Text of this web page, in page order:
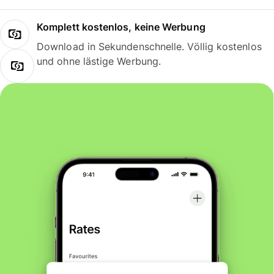
Komplett kostenlos, keine Werbung
Download in Sekundenschnelle. Völlig kostenlos
und ohne lästige Werbung.